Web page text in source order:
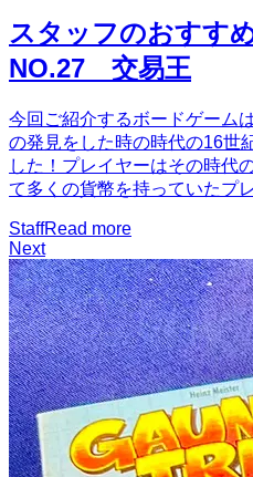
スタッフのおすす
NO.27 交易王
今回ご紹介するボードゲーム
の発見をした時の時代の16世
した！プレイヤーはその時代
て多くの貨幣を持っていたプ
StaffRead more
Next